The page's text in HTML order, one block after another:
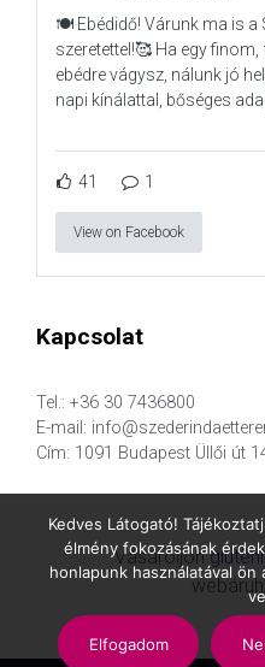
🍽️ Ebédidő! Várunk ma is a
szeretettel!🥰 Ha egy
ebédre vágysz, nálunk jó
napi kínálattal, bőséges
41 1
View on Facebook
Kapcsolat
Tel.: +36 30 7436800
E-mail:
Cím: 1091 Budapest Üllői út
Vásároljon
Kedves Látogató!
élmény fokozásának
honlapunk használatával
Elfogadom